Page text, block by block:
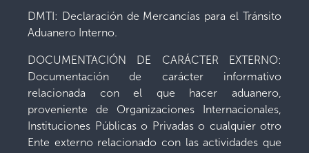
DMTI: Declaración de Mercancías para el Tránsito
Aduanero Interno.
DOCUMENTACIÓN DE CARÁCTER EXTERNO:
Documentación de carácter informativo
relacionada con el que hacer aduanero,
proveniente de Organizaciones Internacionales,
Instituciones Públicas o Privadas o cualquier otro
Ente externo relacionado con las actividades que